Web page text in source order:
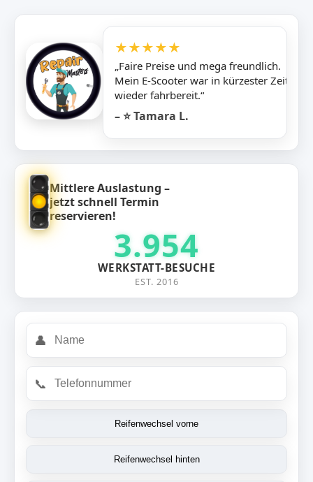
★★★★★
„Faire Preise und mega freundlich.
Mein E-Scooter war in kürzester Zeit
wieder fahrbereit.“
– ⭐ Tamara L.
Mittlere Auslastung –
jetzt schnell Termin
reservieren!
3.954
WERKSTATT-BESUCHE
EST. 2016
👤
📞
Reifenwechsel vorne
Reifenwechsel hinten